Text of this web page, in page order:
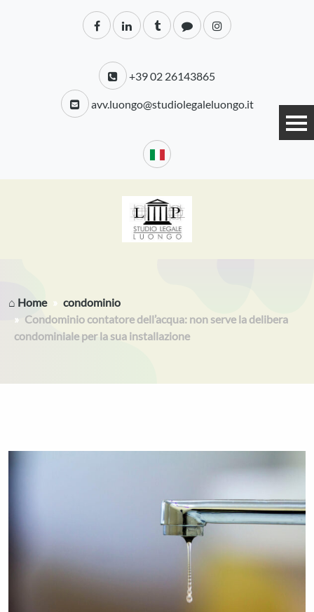
+39 02 26143865
avv.luongo@studiolegaleluongo.it
⌂ Home
condominio
Condominio contatore dell’acqua: non serve la delibera
condominiale per la sua installazione